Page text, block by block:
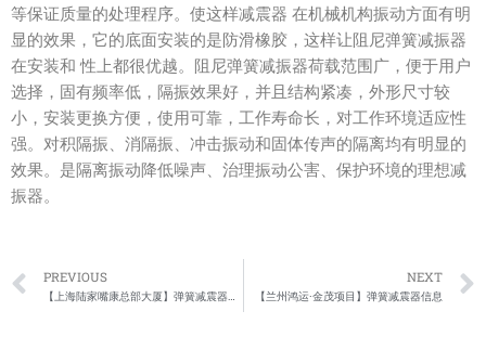
等保证质量的处理程序。使这样减震器 在机械机构振动方面有明
显的效果，它的底面安装的是防滑橡胶，这样让阻尼弹簧减振器
在安装和 性上都很优越。阻尼弹簧减振器荷载范围广，便于用户
选择，固有频率低，隔振效果好，并且结构紧凑，外形尺寸较
小，安装更换方便，使用可靠，工作寿命长，对工作环境适应性
强。对积隔振、消隔振、冲击振动和固体传声的隔离均有明显的
效果。是隔离振动降低噪声、治理振动公害、保护环境的理想减
振器。
Prev
PREVIOUS NEXT
【兰州鸿运·金茂项目】弹簧减震器信息